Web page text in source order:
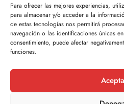
Para ofrecer las mejores experiencias,
para almacenar y/o acceder a la
de estas tecnologías nos permitirá
navegación o las identificaciones únicas
consentimiento, puede afectar
funciones.
Legal
Política de privacidad